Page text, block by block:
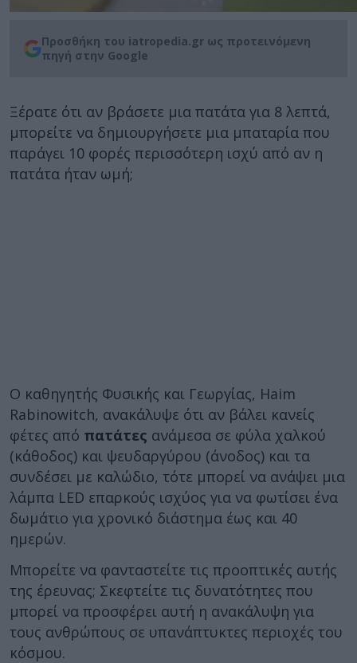
Προσθήκη του iatropedia.gr ως προτεινόμενη
πηγή στην Google
Ξέρατε ότι αν βράσετε μια πατάτα για 8 λεπτά,
μπορείτε να δημιουργήσετε μια μπαταρία που
παράγει 10 φορές περισσότερη ισχύ από αν η
πατάτα ήταν ωμή;
Ο καθηγητής Φυσικής και Γεωργίας, Haim
Rabinowitch, ανακάλυψε ότι αν βάλει κανείς
φέτες από πατάτες ανάμεσα σε φύλα χαλκού
(κάθοδος) και ψευδαργύρου (άνοδος) και τα
συνδέσει με καλώδιο, τότε μπορεί να ανάψει μια
λάμπα LED επαρκούς ισχύος για να φωτίσει ένα
δωμάτιο για χρονικό διάστημα έως και 40
ημερών.
Μπορείτε να φανταστείτε τις προοπτικές αυτής
της έρευνας; Σκεφτείτε τις δυνατότητες που
μπορεί να προσφέρει αυτή η ανακάλυψη για
τους ανθρώπους σε υπανάπτυκτες περιοχές του
κόσμου.